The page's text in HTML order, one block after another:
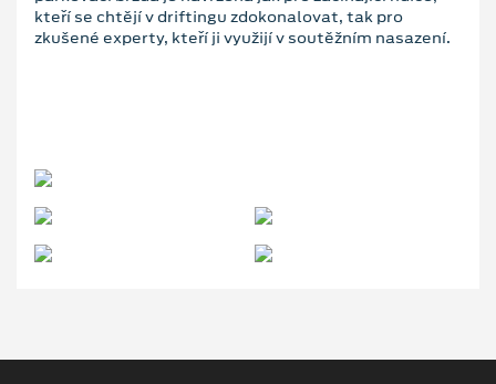
kteří se chtějí v driftingu zdokonalovat, tak pro
zkušené experty, kteří ji využijí v soutěžním nasazení.